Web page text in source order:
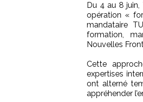
Du 4 au 8 juin,
opération «
mandataire
formation,
Nouvelles
Cette
expertises
ont alterné
appréhender